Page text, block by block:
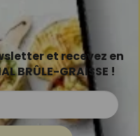
et recevez en
BRÛLE-GRAISSE !